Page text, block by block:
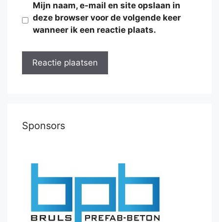
Mijn naam, e-mail en site opslaan in
deze browser voor de volgende keer
wanneer ik een reactie plaats.
Sponsors